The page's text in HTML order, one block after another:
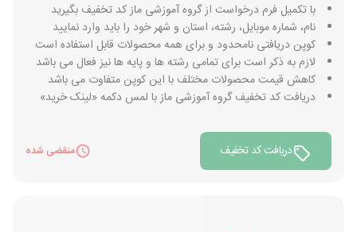
با تکمیل فرم درخواست از گروه آموزشی ماز کد تخفیف بگیرید
نام، شماره موبایل، رشته، استان و شهر خود را باید وارد نمایید
کوپن دریافتی نامحدود و برای همه محصولات قابل استفاده است
لازم به ذکر است برای تمامی رشته ها و پایه ها نیز فعال می باشد
کاهش قیمت محصولات مختلف با این کوپن متفاوت می باشد
دریافت کد تخفیف گروه آموزشی ماز با لمس دکمه «لینک خرید»
دریافت کد تخفیف منقضی شده